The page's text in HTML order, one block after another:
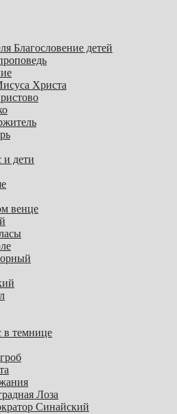
Благословение детей
Христа
и дети
венце
в темнице
Лоза
Синайский